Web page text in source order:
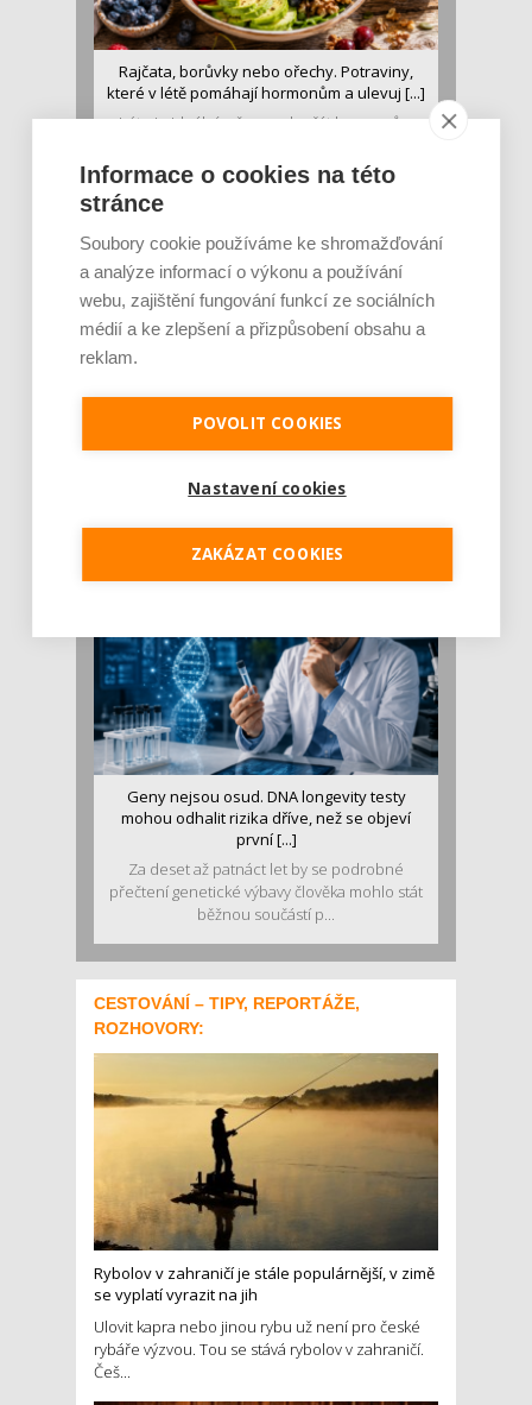
Rajčata, borůvky nebo ořechy. Potraviny,
které v létě pomáhají hormonům a ulevuj [...]
Léto je ideálním časem dopřát hormonům
luštěniny jsou práv...
Je jen pro sportovce, přiberu po něm a ve
stravě ho mám dostatek. Znáte nejčastějš [...]
Pojem protein již nějakou dobu rezonuje
se o ně...
Geny nejsou osud. DNA longevity testy
mohou odhalit rizika dříve, než se objeví
první [...]
Za deset až patnáct let by se podrobné
přečtení genetické výbavy člověka mohlo stát
běžnou součástí p...
CESTOVÁNÍ – TIPY, REPORTÁŽE,
ROZHOVORY:
Rybolov v zahraničí je stále populárnější, v zimě
se vyplatí vyrazit na jih
Ulovit kapra nebo jinou rybu už není pro české
rybáře výzvou. Tou se stává rybolov v zahraničí.
Češ...
Informace o cookies na této
stránce
Soubory cookie používáme ke shromažďování
a analýze informací o výkonu a používání
webu, zajištění fungování funkcí ze sociálních
médií a ke zlepšení a přizpůsobení obsahu a
reklam.
POVOLIT COOKIES
Nastavení cookies
ZAKÁZAT COOKIES